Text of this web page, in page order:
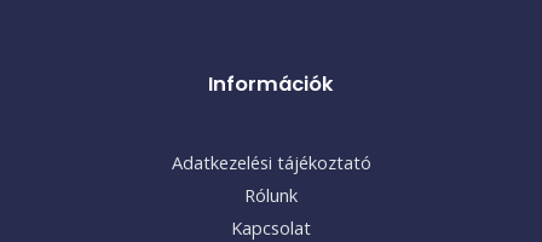
Információk
Adatkezelési tájékoztató
Rólunk
Kapcsolat